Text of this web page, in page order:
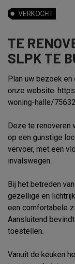
TE
SLPK TE
VERKOCHT
Plan uw bezoek
onze website:
woning-halle/
Deze te renoveren
op een gunstige
vervoer, met een
invalswegen.
Bij het betreden
gezellige en
een comfortabele
Aansluitend
toestellen.
Vanuit de keuken